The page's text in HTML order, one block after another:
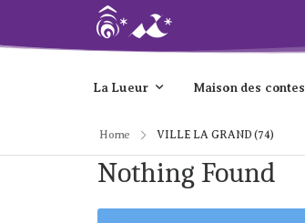
La Lueur Maison des contes
Home VILLE LA GRAND (74)
Nothing Found